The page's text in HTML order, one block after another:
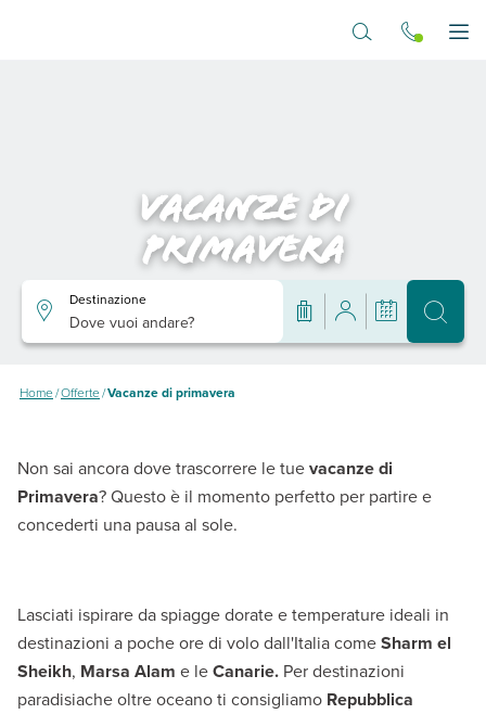
Destinazione
Dove vuoi andare?
Vacanze di
primavera
Home/Offerte/Vacanze di primavera
Non sai ancora dove trascorrere le tuevacanze di
Primavera? Questo è il momento perfetto per partire e
concederti una pausa al sole.
Lasciati ispirare da spiagge dorate e temperature ideali in
destinazioni a poche ore di volo dall'Italia comeSharm el
Sheikh, Marsa Alam e leCanarie. Per destinazioni
paradisiache oltre oceano ti consigliamo Repubblica